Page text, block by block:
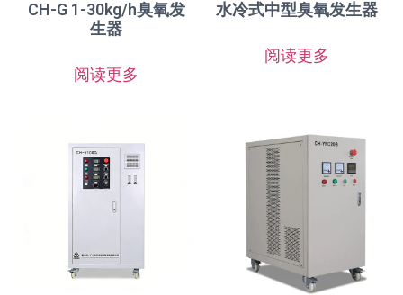
CH-G 1-30kg/h臭氧发
生器
阅读更多
水冷式中型臭氧发生器
阅读更多